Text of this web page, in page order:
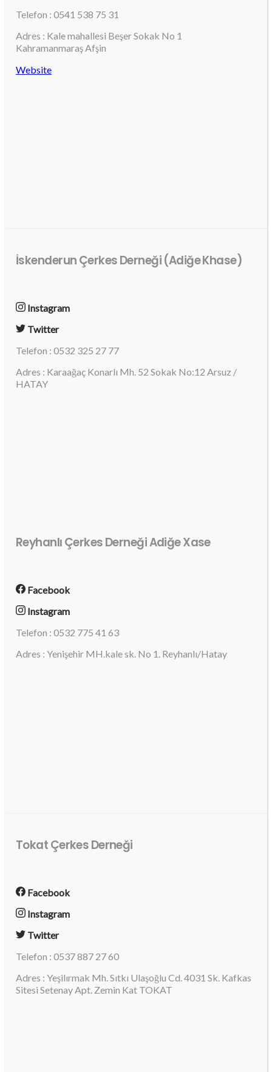
Telefon : 0541 538 75 31
Adres : Kale mahallesi Beşer Sokak No 1
Kahramanmaraş Afşin
Website
İskenderun Çerkes Derneği (Adiğe Khase)
Instagram
Twitter
Telefon : 0532 325 27 77
Adres : Karaağaç Konarlı Mh. 52 Sokak No:12 Arsuz /
HATAY
Reyhanlı Çerkes Derneği Adiğe Xase
Facebook
Instagram
Telefon : 0532 775 41 63
Adres : Yenişehir MH.kale sk. No 1. Reyhanlı/Hatay
Tokat Çerkes Derneği
Facebook
Instagram
Twitter
Telefon : 0537 887 27 60
Adres : Yeşilırmak Mh. Sıtkı Ulaşoğlu Cd. 4031 Sk. Kafkas
Sitesi Setenay Apt. Zemin Kat TOKAT